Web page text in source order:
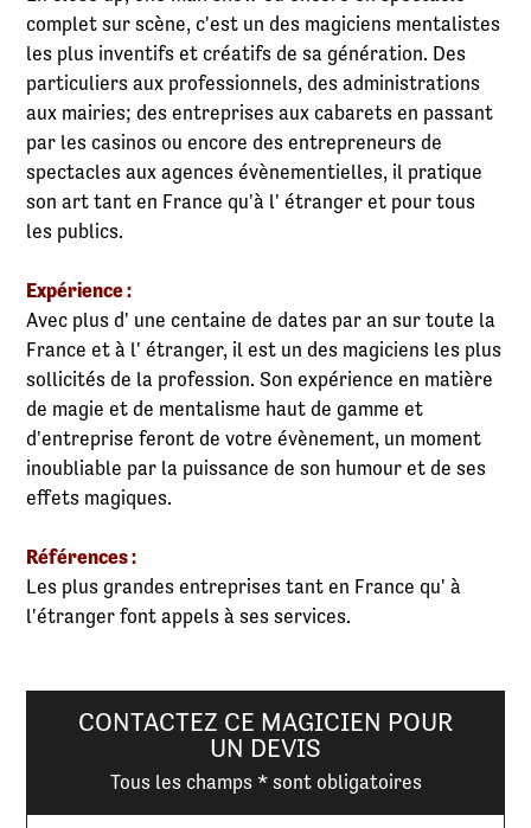
complet sur scène, c'est un des magiciens mentalistes
les plus inventifs et créatifs de sa génération. Des
particuliers aux professionnels, des administrations
aux mairies; des entreprises aux cabarets en passant
par les casinos ou encore des entrepreneurs de
spectacles aux agences évènementielles, il pratique
son art tant en France qu'à l' étranger et pour tous
les publics.
Expérience :
Avec plus d' une centaine de dates par an sur toute la
France et à l' étranger, il est un des magiciens les plus
sollicités de la profession. Son expérience en matière
de magie et de mentalisme haut de gamme et
d'entreprise feront de votre évènement, un moment
inoubliable par la puissance de son humour et de ses
effets magiques.
Références :
Les plus grandes entreprises tant en France qu' à
l'étranger font appels à ses services.
CONTACTEZ CE MAGICIEN POUR
UN DEVIS
Tous les champs * sont obligatoires